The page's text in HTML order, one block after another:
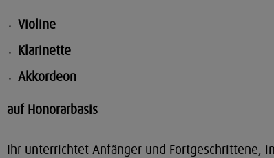
Violine
Klarinette
Akkordeon
auf Honorarbasis
Ihr unterrichtet Anfänger und Fortgeschrittene,